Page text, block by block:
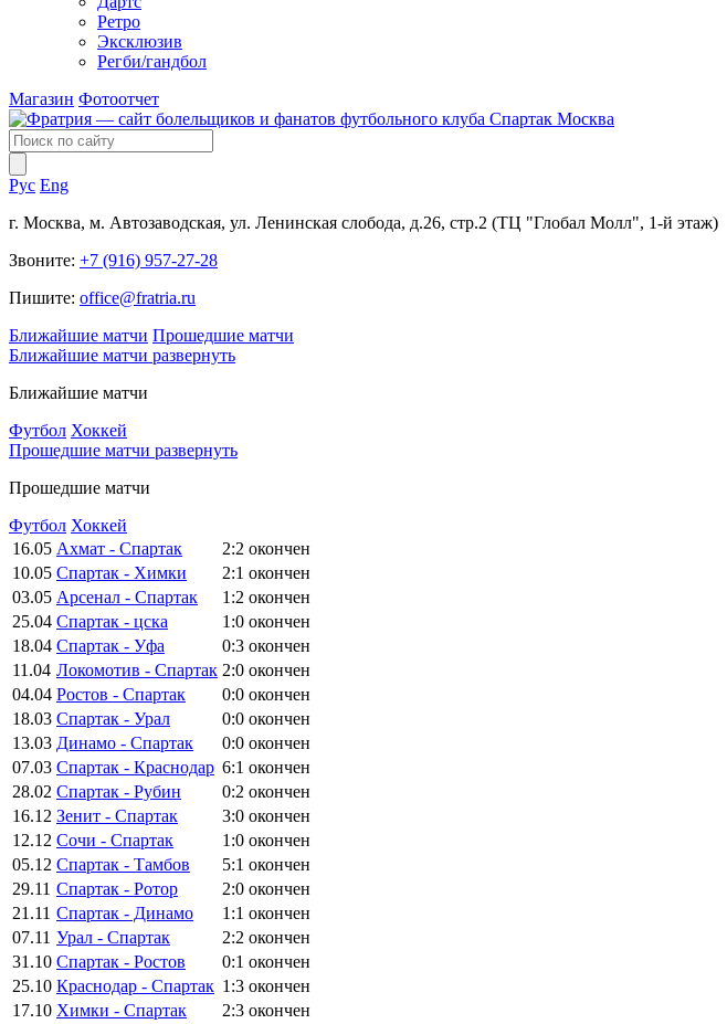
Ретро
Эксклюзив
Регби/гандбол
Магазин Фотоотчет
Рус Eng
г. Москва, м. Автозаводская, ул. Ленинская слобода, д.26, стр.2 (ТЦ "Глобал Молл", 1-й этаж)
Звоните: +7 (916) 957-27-28
Пишите: office@fratria.ru
Ближайшие матчи Прошедшие матчи
Ближайшие матчи развернуть
Ближайшие матчи
Футбол Хоккей
Прошедшие матчи развернуть
Прошедшие матчи
Футбол Хоккей
16.05 Ахмат - Спартак 2:2 окончен
10.05 Спартак - Химки 2:1 окончен
03.05 Арсенал - Спартак 1:2 окончен
25.04 Спартак - цска 1:0 окончен
18.04 Спартак - Уфа 0:3 окончен
11.04 Локомотив - Спартак 2:0 окончен
04.04 Ростов - Спартак 0:0 окончен
18.03 Спартак - Урал 0:0 окончен
13.03 Динамо - Спартак 0:0 окончен
07.03 Спартак - Краснодар 6:1 окончен
28.02 Спартак - Рубин 0:2 окончен
16.12 Зенит - Спартак 3:0 окончен
12.12 Сочи - Спартак 1:0 окончен
05.12 Спартак - Тамбов 5:1 окончен
29.11 Спартак - Ротор 2:0 окончен
21.11 Спартак - Динамо 1:1 окончен
07.11 Урал - Спартак 2:2 окончен
31.10 Спартак - Ростов 0:1 окончен
25.10 Краснодар - Спартак 1:3 окончен
17.10 Химки - Спартак 2:3 окончен